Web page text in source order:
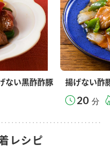
ない黒酢酢豚 揚げない酢
20 分
レシピ